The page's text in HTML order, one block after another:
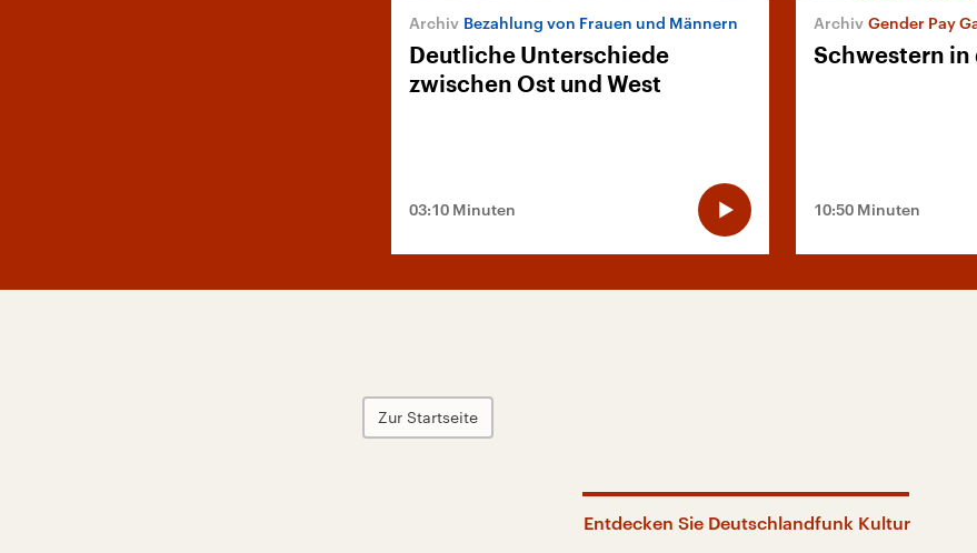
Bezahlung von Frauen und Männern
Deutliche Unterschiede
zwischen Ost und West
03:10 Minuten
Gender Pay
Schwestern in
10:50 Minuten
Zur Startseite
Entdecken Sie Deutschlandfunk Kultur